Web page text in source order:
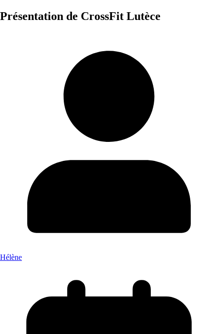
Présentation de CrossFit Lutèce
Hélène